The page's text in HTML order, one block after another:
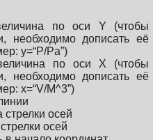
по оси Y (чтобы
необходимо дописать её
y=“P/Pa”)
по оси Х (чтобы
необходимо дописать её
x=“V/M^3”)
осей
осей